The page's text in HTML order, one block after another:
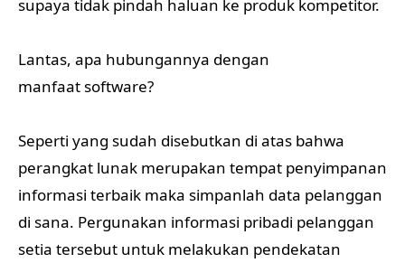
supaya tidak pindah haluan ke produk kompetitor.
Lantas, apa hubungannya dengan
manfaat software?
Seperti yang sudah disebutkan di atas bahwa
perangkat lunak merupakan tempat penyimpanan
informasi terbaik maka simpanlah data pelanggan
di sana. Pergunakan informasi pribadi pelanggan
setia tersebut untuk melakukan pendekatan